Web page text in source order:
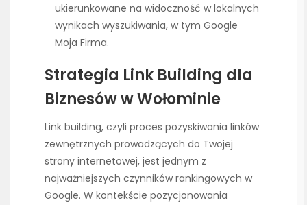
ukierunkowane na widoczność w lokalnych
wynikach wyszukiwania, w tym Google
Moja Firma.
Strategia Link Building dla
Biznesów w Wołominie
Link building, czyli proces pozyskiwania linków
zewnętrznych prowadzących do Twojej
strony internetowej, jest jednym z
najważniejszych czynników rankingowych w
Google. W kontekście pozycjonowania